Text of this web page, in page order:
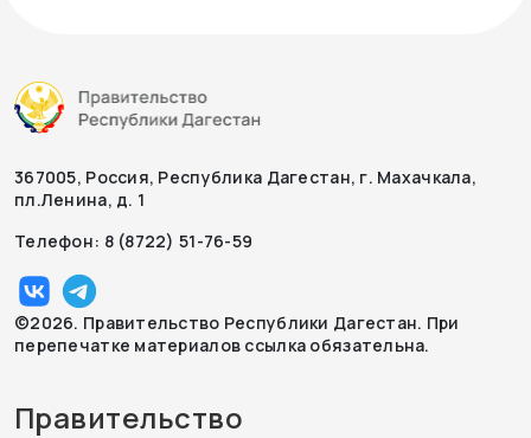
367005, Россия, Республика Дагестан, г. Махачкала,
пл.Ленина, д. 1
Телефон: 8 (8722) 51-76-59
©2026. Правительство Республики Дагестан. При
перепечатке материалов ссылка обязательна.
Правительство